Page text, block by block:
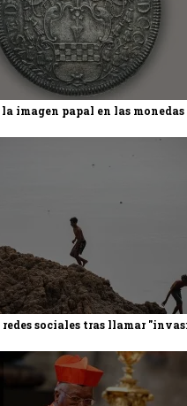
imagen papal en las monedas
redes sociales tras llamar